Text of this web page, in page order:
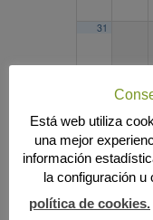
31
2025
Búsqueda
Está web utiliza
una mejor
información
la configuración u
política de cookies.